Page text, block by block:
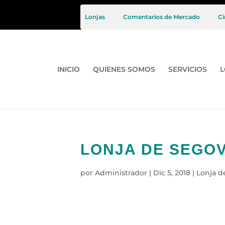
Lonjas Comentarios de Mercado
INICIO QUIENES SOMOS SERVICIOS
LONJA DE
por Administrador | Dic 5, 2018 | Lonja